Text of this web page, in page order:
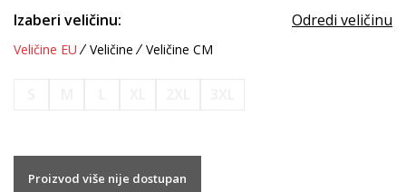
Izaberi veličinu: Odredi veličinu
Veličine EU Veličine Veličine CM
Proizvod više nije dostupan